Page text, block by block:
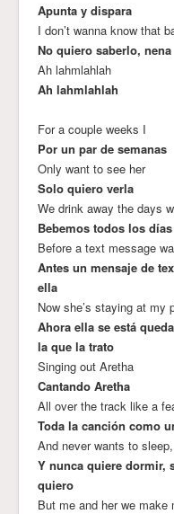
Apunta y dispara
I don’t wanna know that
No quiero saberlo, nena
Ah lahmlahlah
Ah lahmlahlah
For a couple weeks I
Por un par de semanas
Only want to see her
Solo quiero verla
We drink away the days
Bebemos todos los
Before a text message
Antes un mensaje de
ella
Now she’s staying at my
Ahora ella se está
la que la trato
Singing out Aretha
Cantando Aretha
All over the track like a
Toda la canción como
And never wants to
Y nunca quiere dormir,
quiero
But me and her we make